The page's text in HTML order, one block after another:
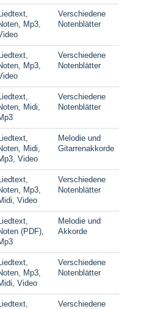
Liedtext,
Mp3,
Verschiedene
Notenblätter
Liedtext,
Mp3,
Verschiedene
Notenblätter
Liedtext,
Midi,
Verschiedene
Notenblätter
Liedtext,
Midi,
Video
Melodie und
Gitarrenakkorde
Liedtext,
Mp3,
Video
Verschiedene
Notenblätter
Liedtext,
(PDF),
Melodie und
Akkorde
Liedtext,
Mp3,
Video
Verschiedene
Notenblätter
Liedtext,
Verschiedene